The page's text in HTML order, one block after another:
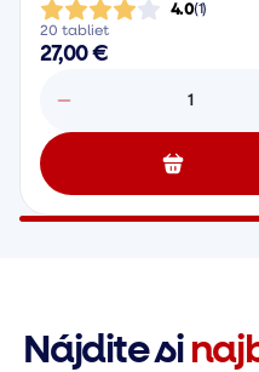
4.0(1)
20 tabliet
27,00 €
1
Nájdite si